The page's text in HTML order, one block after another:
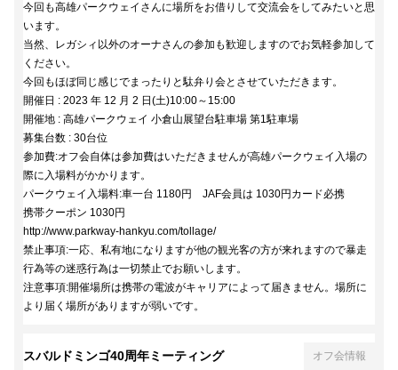
今回も高雄パークウェイさんに場所をお借りして交流会をしてみたいと思
います。
当然、レガシィ以外のオーナさんの参加も歓迎しますのでお気軽参加して
ください。
今回もほぼ同じ感じでまったりと駄弁り会とさせていただきます。
開催日 : 2023 年 12 月 2 日(土)10:00～15:00
開催地 : 高雄パークウェイ 小倉山展望台駐車場 第1駐車場
募集台数 : 30台位
参加費:オフ会自体は参加費はいただきませんが高雄パークウェイ入場の
際に入場料がかかります。
パークウェイ入場料:車一台 1180円 JAF会員は 1030円カード必携
携帯クーポン 1030円
http://www.parkway-hankyu.com/tollage/
禁止事項:一応、私有地になりますが他の観光客の方が来れますので暴走
行為等の迷惑行為は一切禁止でお願いします。
注意事項:開催場所は携帯の電波がキャリアによって届きません。場所に
より届く場所がありますが弱いです。
スバルドミンゴ40周年ミーティング オフ会情報